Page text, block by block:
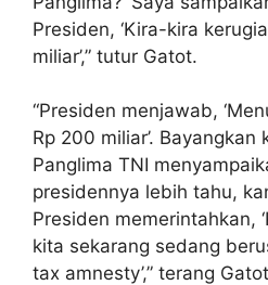
Presiden, ‘Kira-kira
miliar’,” tutur Gatot.
“Presiden menjawab,
Rp 200 miliar’. Bayangkan
Panglima TNI
presidennya lebih tahu,
Presiden memerintahkan,
kita sekarang sedang
tax amnesty’,” terang